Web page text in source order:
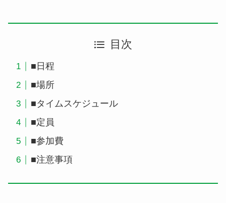
目次
■日程
■場所
■タイムスケジュール
■定員
■参加費
■注意事項